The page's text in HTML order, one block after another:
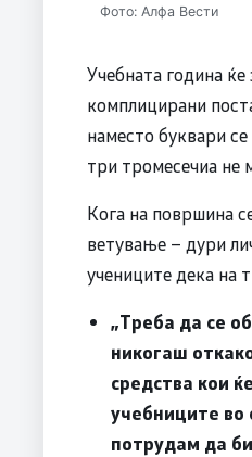
Фото: Алфа Вести
Учебната година
комплицирани
наместо буквари
три тромесечиа не
Кога на површина
ветување – дури
учениците дека на
„Треба да се
никогаш
средства кои
учебниците во
потрудам да